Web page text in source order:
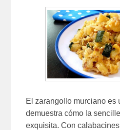
El zarangollo murciano es
demuestra cómo la
exquisita. Con